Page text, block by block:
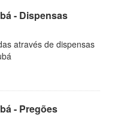
- Dispensas
através de dispensas
- Pregões